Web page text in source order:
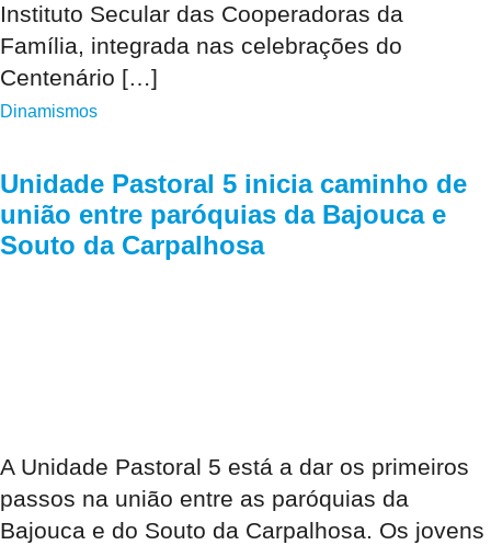
Instituto Secular das Cooperadoras da
Família, integrada nas celebrações do
Centenário […]
Dinamismos
Unidade Pastoral 5 inicia caminho de
união entre paróquias da Bajouca e
Souto da Carpalhosa
A Unidade Pastoral 5 está a dar os primeiros
passos na união entre as paróquias da
Bajouca e do Souto da Carpalhosa. Os jovens